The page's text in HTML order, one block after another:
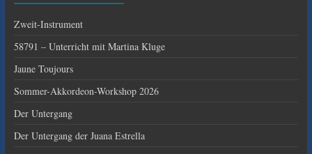
Zweit-Instrument
58791 – Unterricht mit Martina Kluge
Jaune Toujours
Sommer-Akkordeon-Workshop 2026
Der Untergang
Der Untergang der Juana Estrella